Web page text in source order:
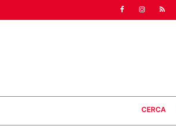
CERCA